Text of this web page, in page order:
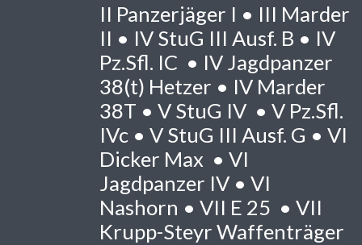
II Panzerjäger I • III Marder
II • IV StuG III Ausf. B • IV
Pz.Sfl. IC • IV Jagdpanzer
38(t) Hetzer • IV Marder
38T • V StuG IV • V Pz.Sfl.
IVc • V StuG III Ausf. G • VI
Dicker Max • VI
Jagdpanzer IV • VI
Nashorn • VII E 25 • VII
Krupp-Steyr Waffenträger